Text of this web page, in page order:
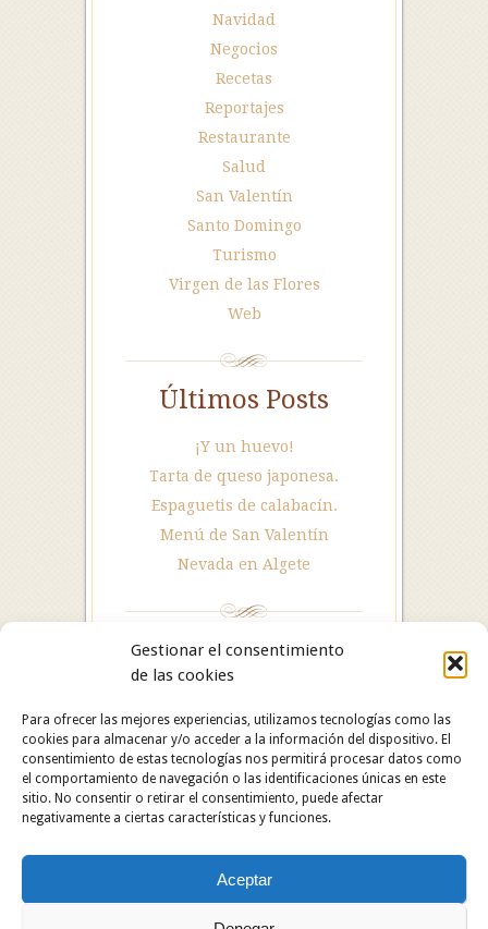
Gestionar el consentimiento
de las cookies
Para ofrecer las mejores experiencias, utilizamos tecnologías como las
cookies para almacenar y/o acceder a la información del dispositivo. El
consentimiento de estas tecnologías nos permitirá procesar datos como
el comportamiento de navegación o las identificaciones únicas en este
sitio. No consentir o retirar el consentimiento, puede afectar
negativamente a ciertas características y funciones.
Aceptar
Navidad
Negocios
Recetas
Reportajes
Restaurante
Salud
San Valentín
Santo Domingo
Turismo
Virgen de las Flores
Web
Últimos Posts
¡Y un huevo!
Tarta de queso japonesa.
Espaguetis de calabacín.
Menú de San Valentín
Nevada en Algete
Hotel Restaurante Asador Algete. C/ San Roque, 25.
28110 Algete (Madrid). Hotel: 91 628 29 05 /
Copyright © 2024 Hotel Restaurante Asador Algete.